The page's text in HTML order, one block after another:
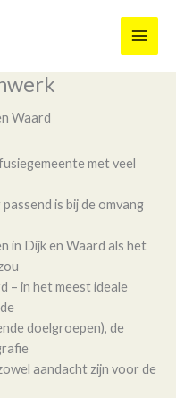
Waard
met veel
is bij de omvang
in Dijk en Waard als het
– in het meest ideale
doelgroepen), de
aandacht zijn voor de